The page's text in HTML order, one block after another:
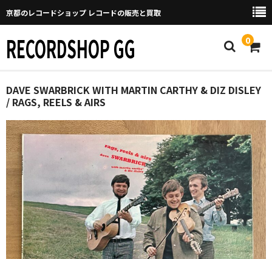
京都のレコードショップ レコードの販売と買取
RECORDSHOP GG 0
Home
GGについて
買取について
取り置きなどについて
Categories
New Arrivals
DAVE SWARBRICK WITH MARTIN CARTHY & DIZ DISLEY
/ RAGS, REELS & AIRS